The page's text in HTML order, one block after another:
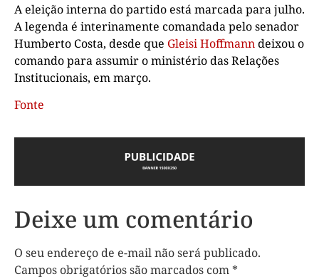
A eleição interna do partido está marcada para julho.
A legenda é interinamente comandada pelo senador
Humberto Costa, desde que Gleisi Hoffmanndeixou o
comando para assumir o ministério das Relações
Institucionais, em março.
Fonte
Deixe um comentário
O seu endereço de e-mail não será publicado.
Campos obrigatórios são marcados com *